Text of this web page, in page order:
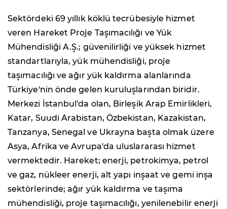
Sektördeki 69 yıllık köklü tecrübesiyle hizmet
veren Hareket Proje Taşımacılığı ve Yük
Mühendisliği A.Ş.; güvenilirliği ve yüksek hizmet
standartlarıyla, yük mühendisliği, proje
taşımacılığı ve ağır yük kaldırma alanlarında
Türkiye'nin önde gelen kuruluşlarından biridir.
Merkezi İstanbul'da olan, Birleşik Arap Emirlikleri,
Katar, Suudi Arabistan, Özbekistan, Kazakistan,
Tanzanya, Senegal ve Ukrayna başta olmak üzere
Asya, Afrika ve Avrupa'da uluslararası hizmet
vermektedir. Hareket; enerji, petrokimya, petrol
ve gaz, nükleer enerji, alt yapı inşaat ve gemi inşa
sektörlerinde; ağır yük kaldırma ve taşıma
mühendisliği, proje taşımacılığı, yenilenebilir enerji